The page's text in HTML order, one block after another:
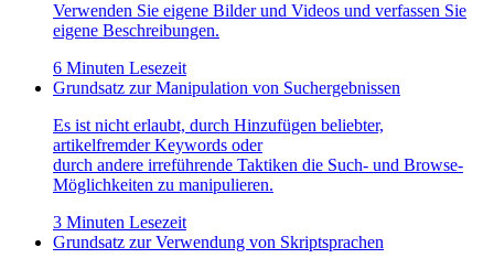
Verwenden Sie eigene Bilder und Videos und verfassen Sie
eigene Beschreibungen.
6 Minuten Lesezeit
Grundsatz zur Manipulation von Suchergebnissen
Es ist nicht erlaubt, durch Hinzufügen beliebter,
artikelfremder Keywords oder
durch andere irreführende Taktiken die Such- und Browse-
Möglichkeiten zu manipulieren.
3 Minuten Lesezeit
Grundsatz zur Verwendung von Skriptsprachen